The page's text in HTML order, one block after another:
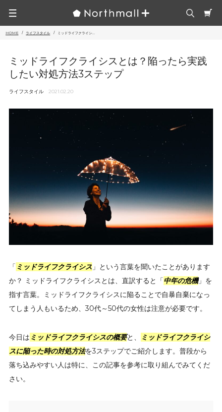
HOME ライフスタイル ミッドライフクライシ...
ミッドライフクライシスとは？陥ったら実践
したい対処方法3ステップ
ライフスタイル 2021.02.20
「 ミッドライフクライシス 」という言葉を聞いたことがあります
か？ ミッドライフクライシスとは、直訳すると「中年の危機」を
指す言葉。ミッドライフクライシスに陥ることで自暴自棄になっ
てしまう人もいるため、30代～50代の女性は注意が必要です。
今日は ミッドライフクライシスの概要と、
ミッドライフクライシ
スに陥った時の対処方法を3ステップでご紹介します。普段から
落ち込みやすい人は特に、この記事を参考に取り組んでみてくだ
さい。